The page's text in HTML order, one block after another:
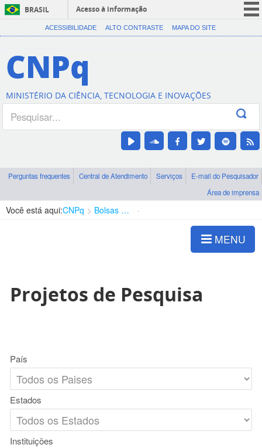
BRASIL
Acesso à informação
CORONAVÍRUS (COVID-19)
Canais
ACESSIBILIDADE ALTO CONTRASTE MAPA DO SITE
CNPq
MINISTÉRIO DA CIÊNCIA, TECNOLOGIA E INOVAÇÕES
Perguntas frequentes Central de Atendimento Serviços
E-mail do Pesquisador
Área de imprensa
Você está aqui:CNPq Bolsas e Auxílios Vigentes
MENU
Projetos de Pesquisa
País
Estados
Instituições